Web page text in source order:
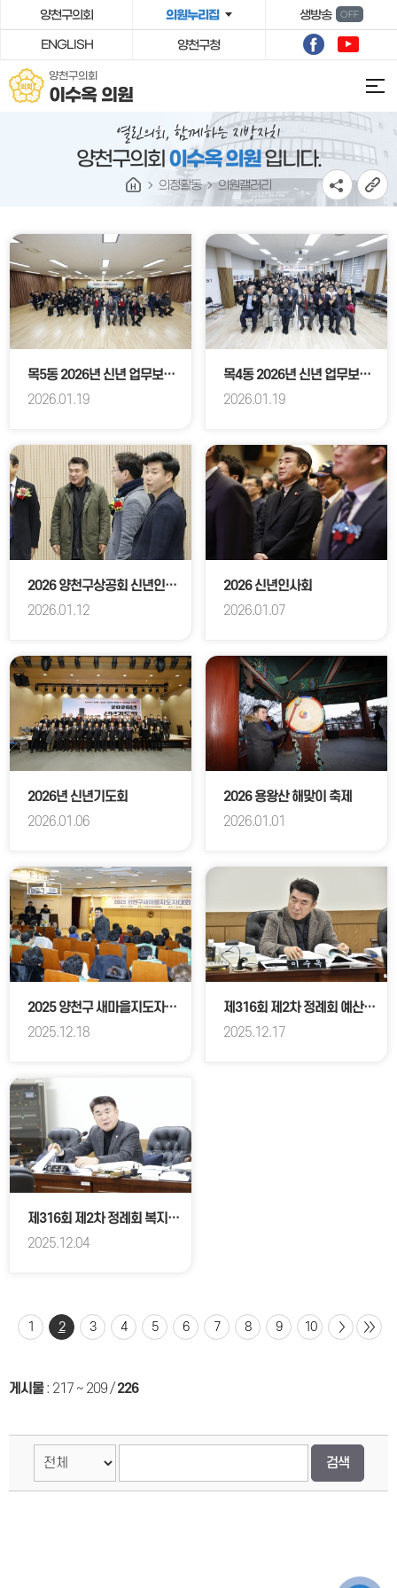
본문바로가기
양천구의회 의원누리집 생방송 OFF
ENGLISH 양천구청
양천구의회
이수옥 의원
양천구의회 이수옥 의원입니다.
의정활동 의원갤러리
목5동 2026년 신년 업무보고회
2026.01.19
목4동 2026년 신년 업무보고회
2026.01.19
2026 양천구상공회 신년인사회
2026.01.12
2026 신년인사회
2026.01.07
2026년 신년기도회
2026.01.06
2026 용왕산 해맞이 축제
2026.01.01
2025 양천구 새마을지도자대회
2025.12.18
제316회 제2차 정례회 예산결산특별위원회
2025.12.17
제316회 제2차 정례회 복지건설위원회
2025.12.04
1 2 3 4 5 6 7 8 9 10
게시물: 217 ~ 209/226